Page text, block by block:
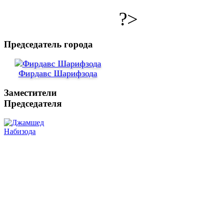
?>
Председатель города
Фирдавс Шарифзода
Заместители
Председателя